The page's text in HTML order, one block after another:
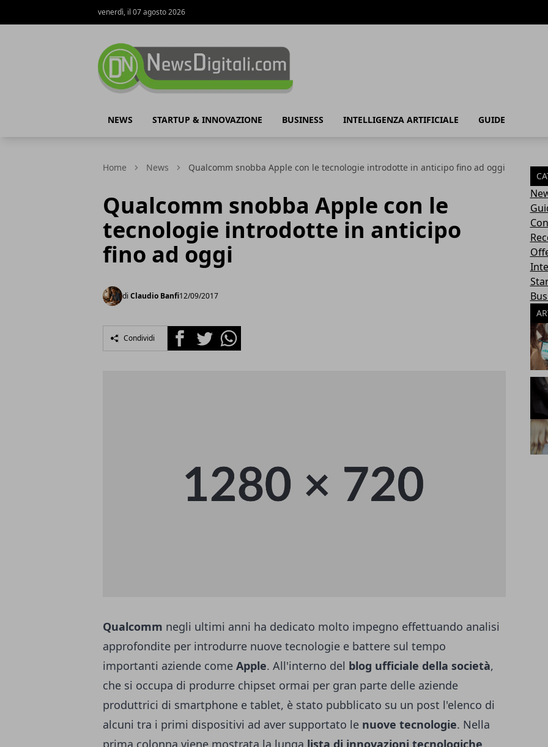
venerdì, il 07 agosto 2026
NEWS STARTUP & INNOVAZIONE BUSINESS INTELLIGENZA ARTIFICIALE GUIDE
Home News Qualcomm snobba Apple con le tecnologie introdotte in anticipo fino ad oggi
Qualcomm snobba Apple con le
tecnologie introdotte in anticipo
fino ad oggi
di Claudio Banfi12/09/2017
Condividi FacebookTwitterWhatsapp
Qualcomm negli ultimi anni ha dedicato molto impegno effettuando analisi
approfondite per introdurre nuove tecnologie e battere sul tempo
importanti aziende come Apple. All'interno del blog ufficiale della società,
che si occupa di produrre chipset ormai per gran parte delle aziende
produttrici di smartphone e tablet, è stato pubblicato su un post l'elenco di
alcuni tra i primi dispositivi ad aver supportato le nuove tecnologie. Nella